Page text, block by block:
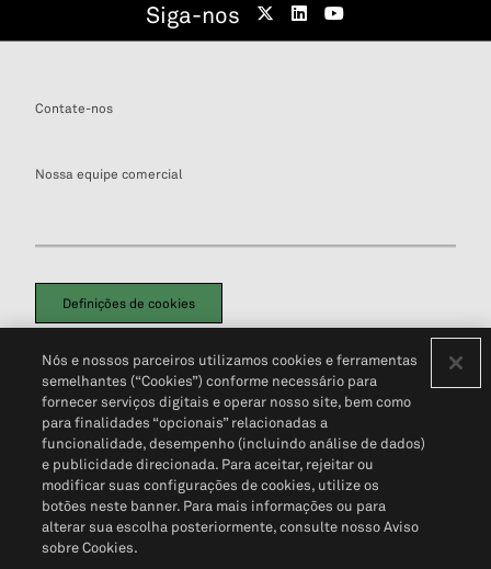
Siga-nos
Contate-nos
Nossa equipe comercial
Definições de cookies
Política de PrivacidadePortal de privacidade do cliente (em inglês)
Não Venda Minhas Informações Pessoais© 2026 S&P Global
Nós e nossos parceiros utilizamos cookies e ferramentas
semelhantes (“Cookies”) conforme necessário para
fornecer serviços digitais e operar nosso site, bem como
para finalidades “opcionais” relacionadas a
funcionalidade, desempenho (incluindo análise de dados)
e publicidade direcionada. Para aceitar, rejeitar ou
modificar suas configurações de cookies, utilize os
botões neste banner. Para mais informações ou para
alterar sua escolha posteriormente, consulte nosso Aviso
sobre Cookies.